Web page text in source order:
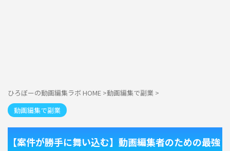
ひろぼーの動画編集ラボ HOME >動画編集で副業 >
動画編集で副業
【案件が勝手に舞い込む】動画編集者のための最強